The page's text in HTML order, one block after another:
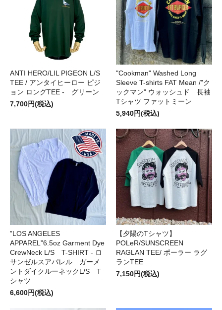
ANTI HERO/LIL PIGEON L/S
TEE / アンタイヒーロー ピジ
ョン ロングTEE - グリーン
7,700円(税込)
"Cookman" Washed Long
Sleeve T-shirts FAT Mean /"ク
ックマン" ウォッシュド 長袖
Tシャツ ファットミーン
5,940円(税込)
”LOS ANGELES
APPAREL”6.5oz Garment Dye
CrewNeck L/S T-SHIRT - ロ
サンゼルスアパレル ガーメ
ントダイクルーネックL/S T
シャツ
6,600円(税込)
【夕陽のTシャツ】
POLeR/SUNSCREEN
RAGLAN TEE/ ポーラー ラグ
ランTEE
7,150円(税込)